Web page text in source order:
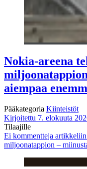
Nokia-areena
aiempaa
Pääkategoria Kiinteistöt
Kirjoitettu 7. elokuuta
Tilaajille
Ei kommentteja
miljoonatappion –